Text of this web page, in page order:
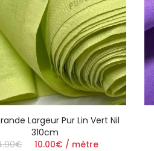
Largeur Pur Lin Vert Nil
310cm
10.00€ / mètre